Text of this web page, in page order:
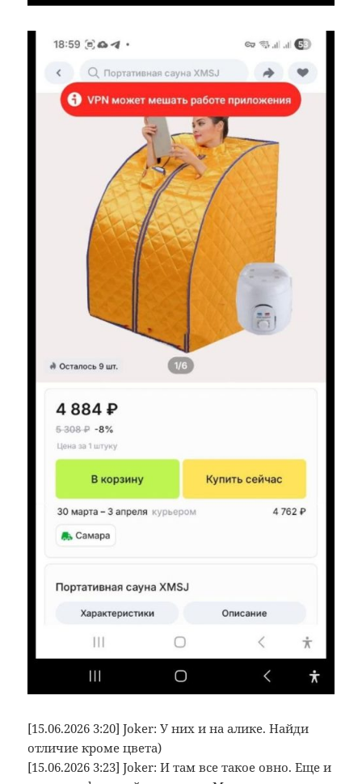
[15.06.2026 3:20] Joker: У них и на алике. Найди
отличие кроме цвета)
[15.06.2026 3:23] Joker: И там все такое овно. Еще и